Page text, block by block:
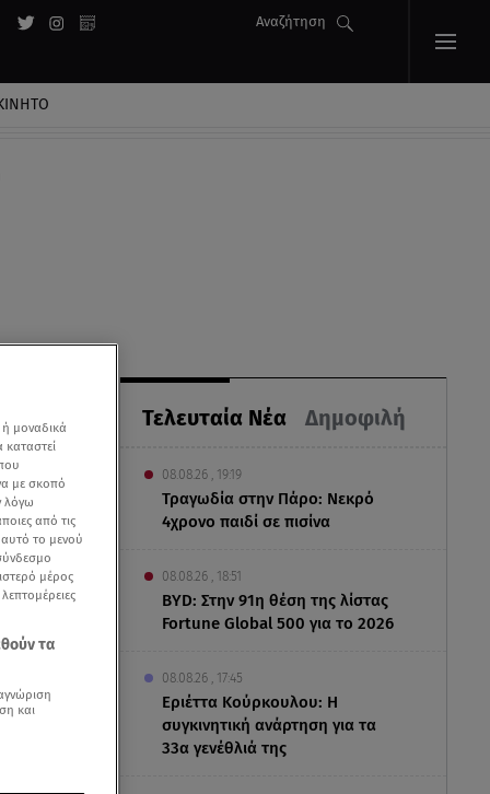
Αναζήτηση
Τελευταία Νέα Δημοφιλή
08.08.26 , 19:19
Τραγωδία στην Πάρο: Νεκρό
4χρονο παιδί σε πισίνα
08.08.26 , 18:51
BYD: Στην 91η θέση της λίστας
Fortune Global 500 για το 2026
08.08.26 , 17:45
Εριέττα Κούρκουλου: Η
συγκινητική ανάρτηση για τα
33α γενέθλιά της
μοναδικά
με σκοπό
λόγω
από τις
αυτό το μενού
μέρος
τα
και